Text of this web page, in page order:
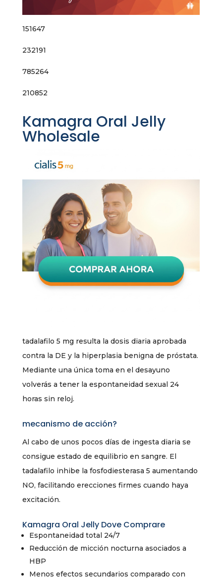
151647
232191
785264
210852
Kamagra Oral Jelly
Wholesale
tadalafilo 5 mg resulta la dosis diaria aprobada
contra la DE y la hiperplasia benigna de próstata.
Mediante una única toma en el desayuno
volverás a tener la espontaneidad sexual 24
horas sin reloj.
mecanismo de acción?
Al cabo de unos pocos días de ingesta diaria se
consigue estado de equilibrio en sangre. El
tadalafilo inhibe la fosfodiesterasa 5 aumentando
NO, facilitando erecciones firmes cuando haya
excitación.
Kamagra Oral Jelly Dove Comprare
Espontaneidad total 24/7
Reducción de micción nocturna asociados a
HBP
Menos efectos secundarios comparado con